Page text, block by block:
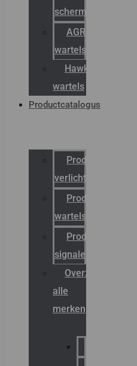
schermstromen
AGRO
wartels
Hawke
wartels
Productcatalogus
Productcatalogus
verlichting
Productcatalogus
wartels
Productcatalogus
signalering
Overzicht
alle
merken